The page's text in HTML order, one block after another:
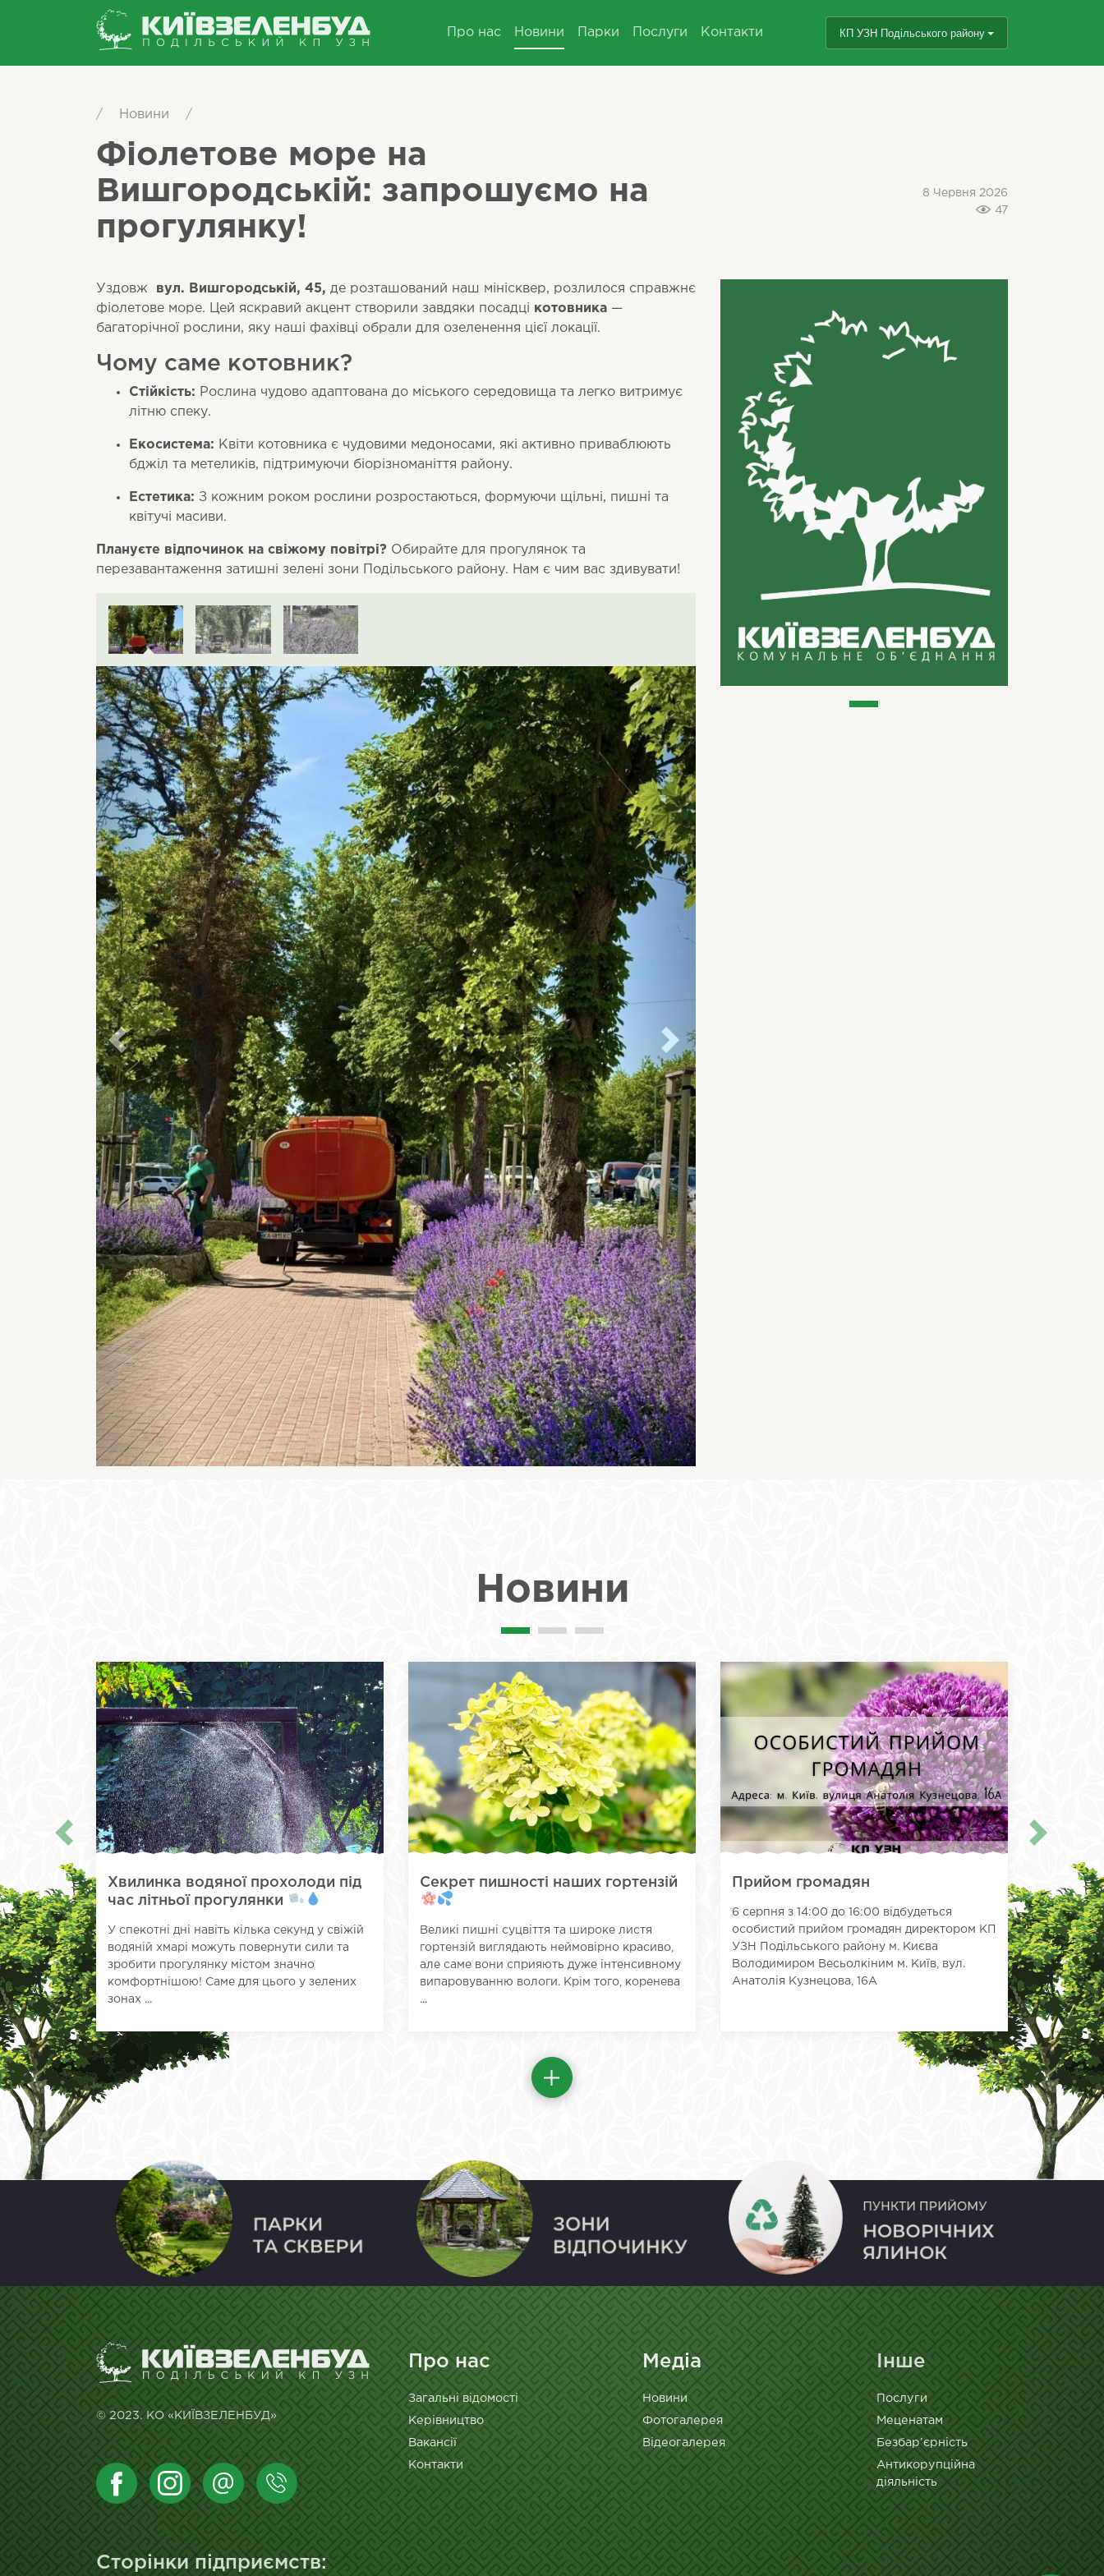
Про нас Новини Парки Послуги Контакти КП УЗН Подільського району
/ Новини /
Фіолетове море на
Вишгородській: запрошуємо на
прогулянку!
8 Червня 2026
47
Уздовж вул. Вишгородській, 45, де розташований наш мінісквер, розлилося справжнє
фіолетове море. Цей яскравий акцент створили завдяки посадці котовника —
багаторічної рослини, яку наші фахівці обрали для озеленення цієї локації.
Чому саме котовник?
Стійкість: Рослина чудово адаптована до міського середовища та легко витримує
літню спеку.
Екосистема: Квіти котовника є чудовими медоносами, які активно приваблюють
бджіл та метеликів, підтримуючи біорізноманіття району.
Естетика: З кожним роком рослини розростаються, формуючи щільні, пишні та
квітучі масиви.
Плануєте відпочинок на свіжому повітрі? Обирайте для прогулянок та
перезавантаження затишні зелені зони Подільського району. Нам є чим вас здивувати!
Новини
Хвилинка водяної прохолоди під
час літньої прогулянки
У спекотні дні навіть кілька секунд у свіжій
водяній хмарі можуть повернути сили та
зробити прогулянку містом значно
комфортнішою! Саме для цього у зелених
зонах ...
Секрет пишності наших гортензій
Великі пишні суцвіття та широке листя
гортензій виглядають неймовірно красиво,
але саме вони сприяють дуже інтенсивному
випаровуванню вологи. Крім того, коренева
...
Прийом громадян
6 серпня з 14:00 до 16:00 відбудеться
особистий прийом громадян директором КП
УЗН Подільського району м. Києва
Володимиром Весьолкіним м. Київ, вул.
Анатолія Кузнецова, 16А
Парк
вулиці
Іноді
столиці —
локації,
тільки ...
© 2023. КО «КИЇВЗЕЛЕНБУД»
Про нас
Загальні відомості
Керівництво
Вакансії
Контакти
Медіа
Новини
Фотогалерея
Відеогалерея
Інше
Послуги
Меценатам
Безбар’єрність
Антикорупційна
діяльність
Сторінки підприємств: